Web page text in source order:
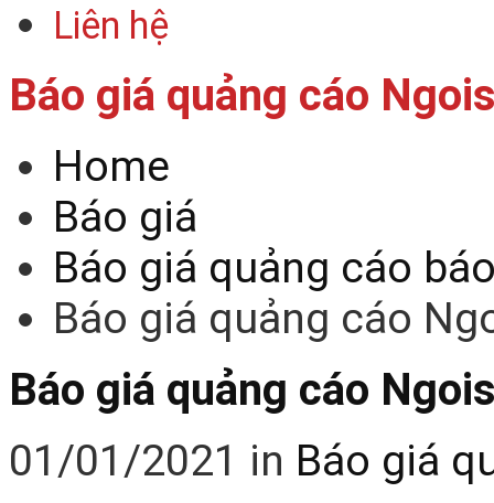
Liên hệ
Báo giá quảng cáo
Home
Báo giá
Báo giá quảng cáo
Báo giá quảng cáo
Báo giá quảng cáo
01/01/2021 in Báo giá